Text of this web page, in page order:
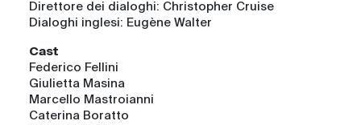
Direttore dei dialoghi: Christopher Cruise
Dialoghi inglesi: Eugène Walter
Cast
Federico Fellini
Giulietta Masina
Marcello Mastroianni
Caterina Boratto